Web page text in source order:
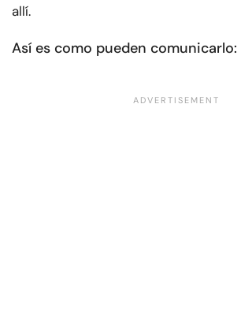
allí.
Así es como pueden comunicarlo: